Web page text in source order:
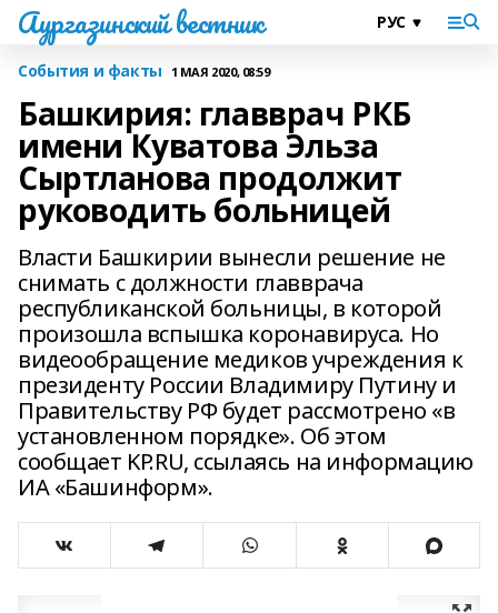
Аургазинский вестник
События и факты 1 МАЯ 2020, 08:59
Башкирия: главврач РКБ
имени Куватова Эльза
Сыртланова продолжит
руководить больницей
Власти Башкирии вынесли решение не
снимать с должности главврача
республиканской больницы, в которой
произошла вспышка коронавируса. Но
видеообращение медиков учреждения к
президенту России Владимиру Путину и
Правительству РФ будет рассмотрено «в
установленном порядке». Об этом
сообщает KP.RU, ссылаясь на информацию
ИА «Башинформ».